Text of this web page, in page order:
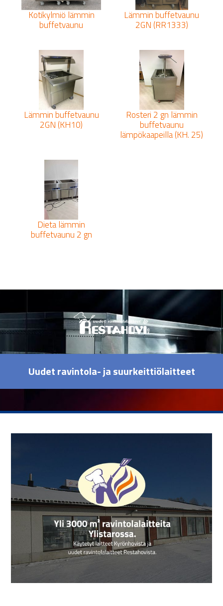
Kotikylmiö lämmin
buffetvaunu
Lämmin buffetvaunu
2GN (RR1333)
Lämmin buffetvaunu
2GN (KH10)
Rosteri 2 gn lämmin
buffetvaunu
lämpökaapeilla (KH. 25)
Dieta lämmin
buffetvaunu 2 gn
Uudet ravintola- ja suurkeittiölaitteet